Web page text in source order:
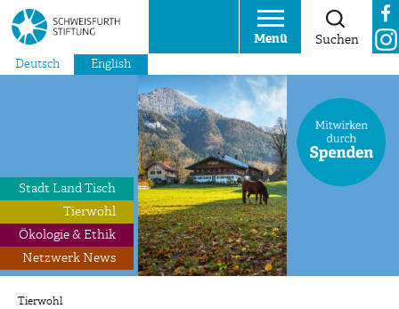
Menü Suchen
Deutsch English
Stadt Land Tisch
Tierwohl
Ökologie & Ethik
Netzwerk News
Tierwohl